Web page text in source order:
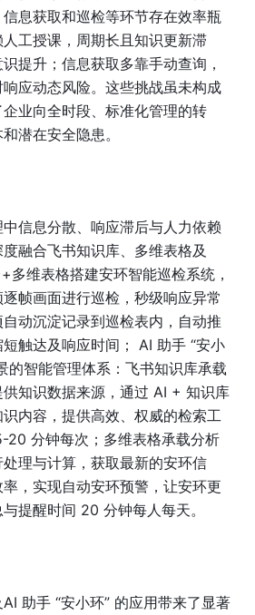
息获取和巡检等环节存在效率瓶
工授课，周期长且知识更新滞
提升；信息获取多靠手动查询，
应动态风险。这些挑战虽未构成
业向全时段、标准化管理的转
潜在安全隐患。
信息分散、响应滞后与人力依赖
融合飞书知识库、多维表格及
维表格搭建安环智能巡检系统，
帧画面进行巡检，秒级响应异常
动沉淀记录到巡检表内，自动推
触达及响应时间； AI 助手 “安小
的智能管理体系：飞书知识库承载
知识数据来源，通过 AI + 知识库
内容，提供高效、权威的检索工
20 分钟每次；多维表格承载分析
理与计算，获取最新的安环信
，实现自动安环预警，让安环更
提醒时间 20 分钟每人每天。
助手 “安小环” 的应用带来了显著